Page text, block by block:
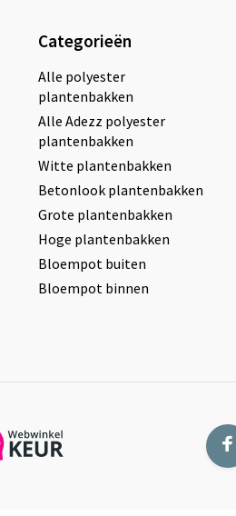
Categorieën
Alle polyester
plantenbakken
Alle Adezz polyester
plantenbakken
Witte plantenbakken
Betonlook plantenbakken
Grote plantenbakken
Hoge plantenbakken
Bloempot buiten
Bloempot binnen